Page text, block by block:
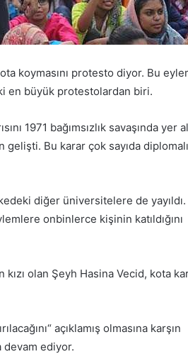
koymasını protesto diyor. Bu
en büyük protestolardan biri.
1971 bağımsızlık savaşında yer
gelişti. Bu karar çok sayıda diplomalı
diğer üniversitelere de yayıldı.
onbinlerce kişinin katıldığını
kızı olan Şeyh Hasina Vecid, kota
açıklamış olmasına karşın
devam ediyor.